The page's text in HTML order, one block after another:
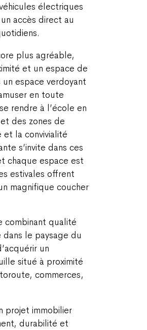
électriques
accès direct au
plus agréable,
et un espace de
un espace verdoyant
en toute
rendre à l’école en
des zones de
la convivialité
s’invite dans ces
chaque espace est
estivales offrent
magnifique coucher
combinant qualité
le paysage du
un
situé à proximité
commerces,
projet immobilier
durabilité et